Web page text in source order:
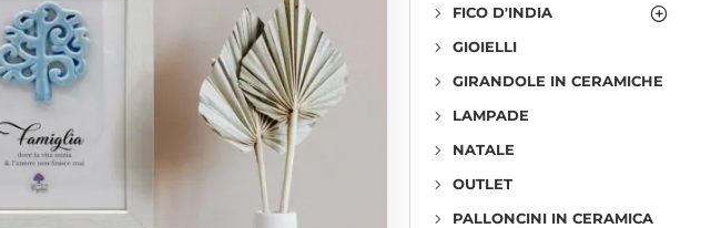
FICO D'INDIA
GIOIELLI
GIRANDOLE IN CERAMICHE
LAMPADE
NATALE
OUTLET
PALLONCINI IN CERAMICA